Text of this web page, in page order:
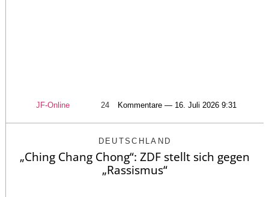
JF-Online 24 Kommentare — 16. Juli 2026 9:31
DEUTSCHLAND
„Ching Chang Chong“: ZDF stellt sich gegen
„Rassismus“